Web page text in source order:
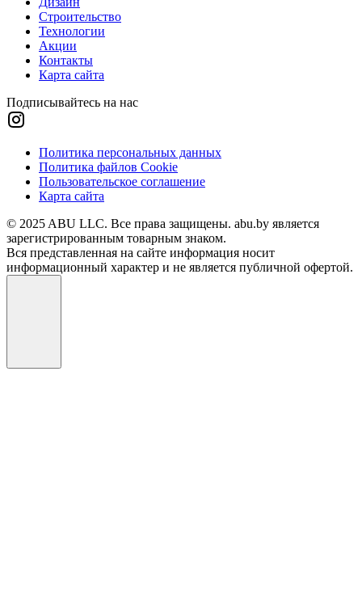
Строительство
Технологии
Акции
Контакты
Карта сайта
Подписывайтесь на нас
Политика персональных данных
Политика файлов Cookie
Пользовательское соглашение
Карта сайта
© 2025 ABU LLC. Все права защищены. abu.by является
зарегистрированным товарным знаком.
Вся представленная на сайте информация носит
информационный характер и не является публичной офертой.